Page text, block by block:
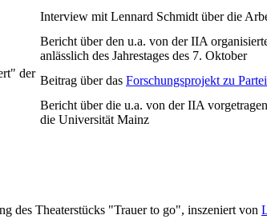
Interview mit Lennard Schmidt über die
Bericht über den u.a. von der IIA
anlässlich des Jahrestages des 7. Oktober
der
Beitrag über das Forschungsprojekt zu
Bericht über die u.a. von der IIA
die Universität Mainz
des Theaterstücks "Trauer to go", inszeniert von